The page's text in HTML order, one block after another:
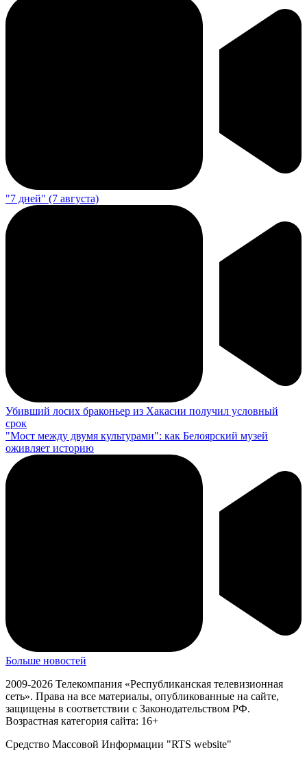
"7 дней" (7 августа)
Убивший лосих браконьер из Хакасии получил условный
срок
"Мост между двумя культурами": как Белоярский музей
оживляет историю
Больше новостей
2009-2026 Телекомпания «Республиканская телевизионная
сеть». Права на все материалы, опубликованные на сайте,
защищены в соответствии с Законодательством РФ.
Возрастная категория сайта: 16+
Средство Массовой Информации "RTS website"